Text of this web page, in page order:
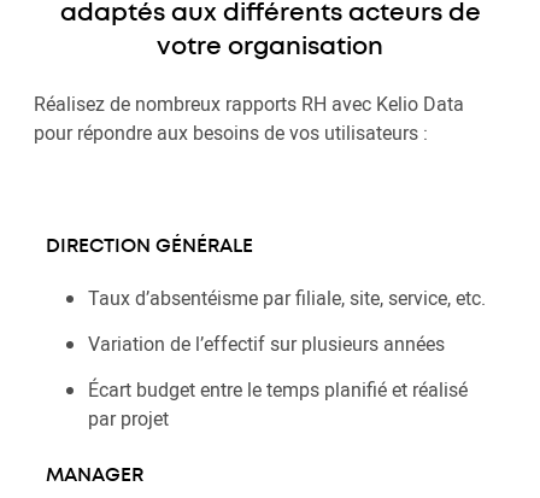
adaptés aux différents acteurs de
votre organisation
Réalisez de nombreux rapports RH avec Kelio Data
pour répondre aux besoins de vos utilisateurs :
DIRECTION GÉNÉRALE
Taux d’absentéisme par filiale, site, service, etc.
Variation de l’effectif sur plusieurs années
Écart budget entre le temps planifié et réalisé
par projet
MANAGER